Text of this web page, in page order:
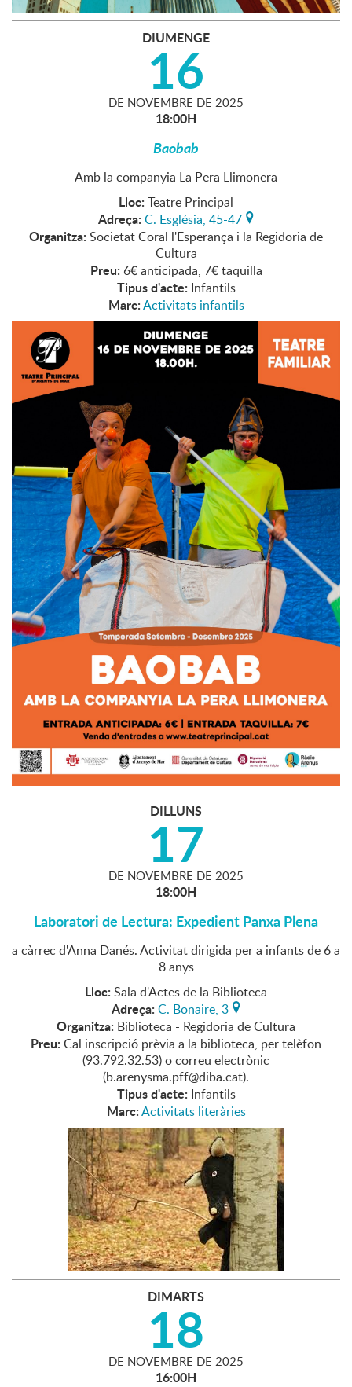
DIUMENGE
16
DE NOVEMBRE DE 2025
18:00H
Baobab
Amb la companyia La Pera Llimonera
Lloc: Teatre Principal
Adreça: C. Església, 45-47
Organitza: Societat Coral l'Esperança i la Regidoria de
Cultura
Preu: 6€ anticipada, 7€ taquilla
Tipus d'acte: Infantils
Marc:Activitats infantils
DILLUNS
17
DE NOVEMBRE DE 2025
18:00H
Laboratori de Lectura: Expedient Panxa Plena
a càrrec d'Anna Danés. Activitat dirigida per a infants de 6 a
8 anys
Lloc: Sala d'Actes de la Biblioteca
Adreça: C. Bonaire, 3
Organitza: Biblioteca - Regidoria de Cultura
Preu: Cal inscripció prèvia a la biblioteca, per telèfon
(93.792.32.53) o correu electrònic
(b.arenysma.pff@diba.cat).
Tipus d'acte: Infantils
Marc:Activitats literàries
DIMARTS
18
DE NOVEMBRE DE 2025
16:00H